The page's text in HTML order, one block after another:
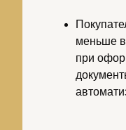
меньше
при